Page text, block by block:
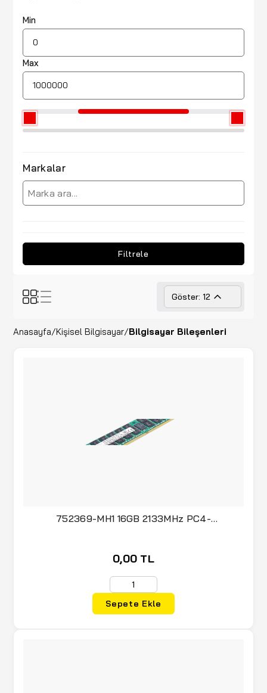
Min
Max
Markalar
Filtrele
Göster: 12
Anasayfa/Kişisel Bilgisayar/Bilgisayar Bileşenleri
752369-MH1 16GB 2133MHz PC4-
0,00 TL
Sepete Ekle